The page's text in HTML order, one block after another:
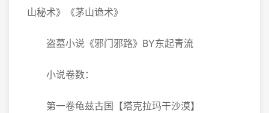
山秘术》《茅山诡术》
盗墓小说《邪门邪路》BY东起青流
小说卷数：
第一卷龟兹古国【塔克拉玛干沙漠】